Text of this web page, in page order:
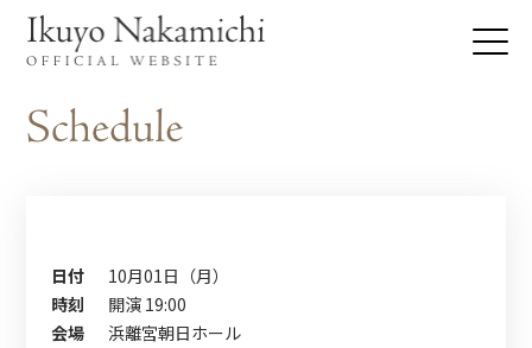
日付
10月01日（月）
時刻
開演 19:00
会場
浜離宮朝日ホール